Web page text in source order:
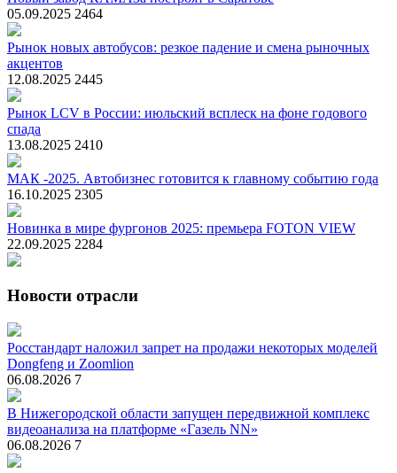
05.09.2025 2464
Рынок новых автобусов: резкое падение и смена рыночных
акцентов
12.08.2025 2445
Рынок LCV в России: июльский всплеск на фоне годового
спада
13.08.2025 2410
МАК -2025. Автобизнес готовится к главному событию года
16.10.2025 2305
Новинка в мире фургонов 2025: премьера FOTON VIEW
22.09.2025 2284
Новости отрасли
Росстандарт наложил запрет на продажи некоторых моделей
Dongfeng и Zoomlion
06.08.2026 7
В Нижегородской области запущен передвижной комплекс
видеоанализа на платформе «Газель NN»
06.08.2026 7